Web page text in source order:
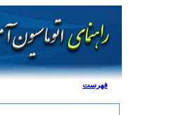
فهرست